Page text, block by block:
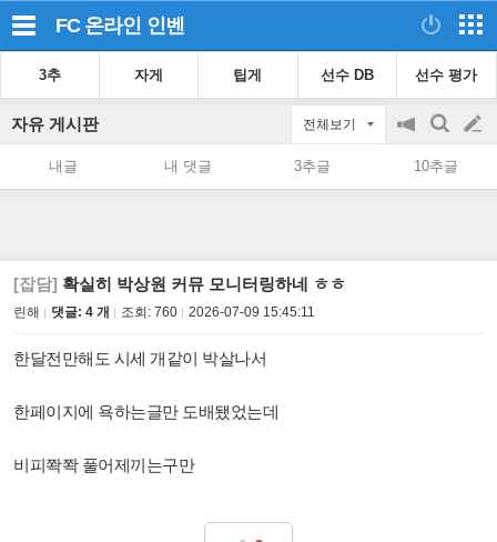
FC 온라인 인벤
3추 자게 팁게 선수 DB 선수 평가
자유 게시판 전체보기
공
지
on/off
검
색
글
쓰
내글 내 댓글 3추글 10추글
[잡담] 확실히 박상원 커뮤 모니터링하네 ㅎㅎ
린해 댓글: 4 개 조회: 760 2026-07-09 15:45:11
한달전만해도 시세 개같이 박살나서
한페이지에 욕하는글만 도배됐었는데
비피쫙쫙 풀어제끼는구만